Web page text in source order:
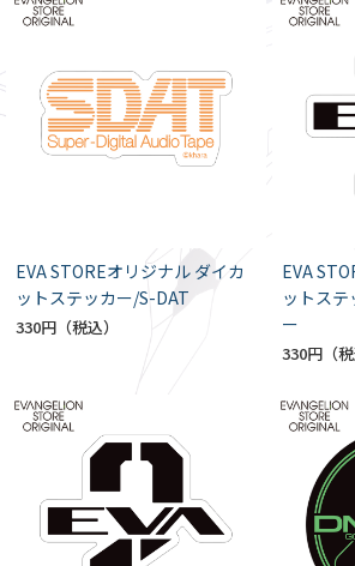
EVA STOREオリジナル ダイカ
ットステッカー/S-DAT
330円
EVA
ットス
ー
330円